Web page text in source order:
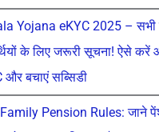
Yojana eKYC 2025 –
के लिए जरूरी सूचना! ऐसे करें
और बचाएं सब्सिडी
Pension Rules: जाने